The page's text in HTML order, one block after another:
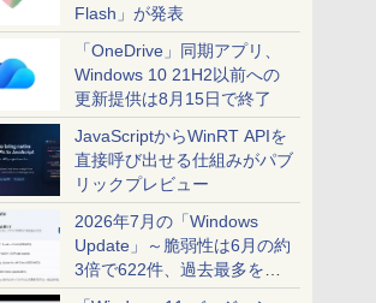
Flash」が発表
「OneDrive」同期アプリ、
Windows 10 21H2以前への
更新提供は8月15日で終了
JavaScriptからWinRT APIを
直接呼び出せる仕組みがパブ
リックプレビュー
2026年7月の「Windows
Update」～脆弱性は6月の約
3倍で622件、過去最多を大
幅に更新